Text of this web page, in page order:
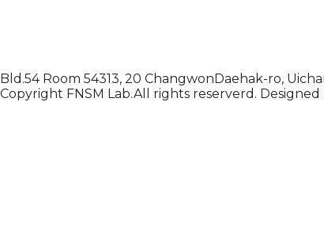
Bld.54 Room 54313, 20 ChangwonDaehak-ro,
Copyright FNSM Lab.All rights reserverd. Designed